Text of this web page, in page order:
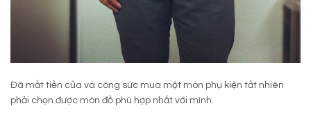
Đã mất tiền của và công sức mua một món phụ kiện tất nhiên
phải chọn được món đồ phù hợp nhất với mình.